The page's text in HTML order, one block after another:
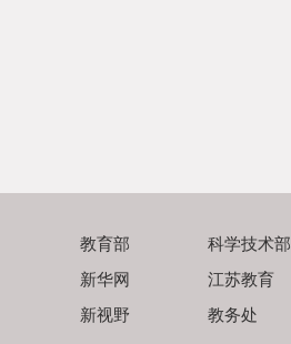
教育部 科学技术部
新华网
江苏教育
新视野
教务处